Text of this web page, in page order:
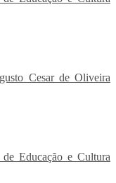
Cesar de Oliveira
Educação e Cultura